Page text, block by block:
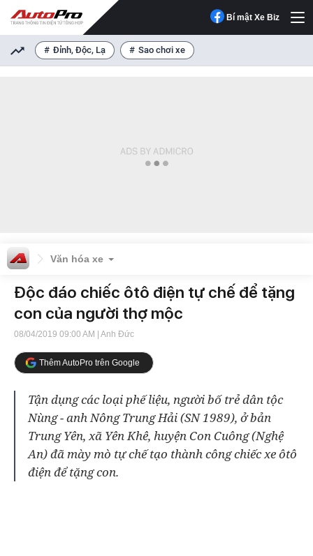
Bí mật Xe Biz
Đỉnh, Độc, Lạ Sao chơi xe
Văn hóa xe
Độc đáo chiếc ôtô điện tự chế để tặng
con của người thợ mộc
08/04/2019 09:00 AM | Anh Đức
Thêm AutoPro trên Google
Tận dụng các loại phế liệu, người bố trẻ dân tộc
Nùng - anh Nông Trung Hải (SN 1989), ở bản
Trung Yên, xã Yên Khê, huyện Con Cuông (Nghệ
An) đã mày mò tự chế tạo thành công chiếc xe ôtô
điện để tặng con.